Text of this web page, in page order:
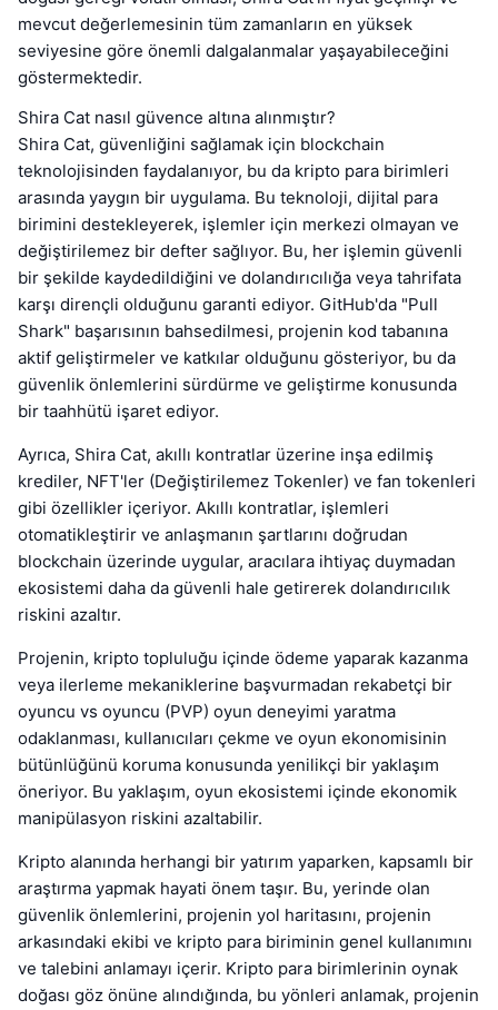
mevcut değerlemesinin tüm zamanların en yüksek
seviyesine göre önemli dalgalanmalar yaşayabileceğini
göstermektedir.
Shira Cat nasıl güvence altına alınmıştır?
Shira Cat, güvenliğini sağlamak için blockchain
teknolojisinden faydalanıyor, bu da kripto para birimleri
arasında yaygın bir uygulama. Bu teknoloji, dijital para
birimini destekleyerek, işlemler için merkezi olmayan ve
değiştirilemez bir defter sağlıyor. Bu, her işlemin güvenli
bir şekilde kaydedildiğini ve dolandırıcılığa veya tahrifata
karşı dirençli olduğunu garanti ediyor. GitHub'da "Pull
Shark" başarısının bahsedilmesi, projenin kod tabanına
aktif geliştirmeler ve katkılar olduğunu gösteriyor, bu da
güvenlik önlemlerini sürdürme ve geliştirme konusunda
bir taahhütü işaret ediyor.
Ayrıca, Shira Cat, akıllı kontratlar üzerine inşa edilmiş
krediler, NFT'ler (Değiştirilemez Tokenler) ve fan tokenleri
gibi özellikler içeriyor. Akıllı kontratlar, işlemleri
otomatikleştirir ve anlaşmanın şartlarını doğrudan
blockchain üzerinde uygular, aracılara ihtiyaç duymadan
ekosistemi daha da güvenli hale getirerek dolandırıcılık
riskini azaltır.
Projenin, kripto topluluğu içinde ödeme yaparak kazanma
veya ilerleme mekaniklerine başvurmadan rekabetçi bir
oyuncu vs oyuncu (PVP) oyun deneyimi yaratma
odaklanması, kullanıcıları çekme ve oyun ekonomisinin
bütünlüğünü koruma konusunda yenilikçi bir yaklaşım
öneriyor. Bu yaklaşım, oyun ekosistemi içinde ekonomik
manipülasyon riskini azaltabilir.
Kripto alanında herhangi bir yatırım yaparken, kapsamlı bir
araştırma yapmak hayati önem taşır. Bu, yerinde olan
güvenlik önlemlerini, projenin yol haritasını, projenin
arkasındaki ekibi ve kripto para biriminin genel kullanımını
ve talebini anlamayı içerir. Kripto para birimlerinin oynak
doğası göz önüne alındığında, bu yönleri anlamak, projenin